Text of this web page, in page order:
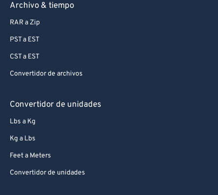
Archivo & tiempo
RAR a Zip
PST a EST
CST a EST
Convertidor de archivos
Convertidor de unidades
Lbs a Kg
Kg a Lbs
Feet a Meters
Convertidor de unidades